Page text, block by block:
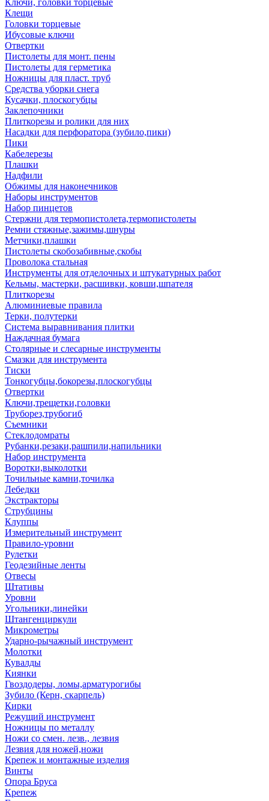
Ключи, головки торцевые
Клещи
Головки торцевые
Ибусовые ключи
Отвертки
Пистолеты для монт. пены
Пистолеты для герметика
Ножницы для пласт. труб
Средства уборки снега
Кусачки, плоскогубцы
Заклепочники
Плиткорезы и ролики для них
Насадки для перфоратора (зубило,пики)
Пики
Кабелерезы
Плашки
Надфили
Обжимы для наконечников
Наборы инструментов
Набор пинцетов
Стержни для термопистолета,термопистолеты
Ремни стяжные,зажимы,шнуры
Метчики,плашки
Пистолеты скобозабивные,скобы
Проволока стальная
Инструменты для отделочных и штукатурных работ
Кельмы, мастерки, расшивки, ковши,шпателя
Плиткорезы
Алюминиевые правила
Терки, полутерки
Система выравнивания плитки
Наждачная бумага
Столярные и слесарные инструменты
Смазки для инструмента
Тиски
Тонкогубцы,бокорезы,плоскогубцы
Отвертки
Ключи,трещетки,головки
Труборез,трубогиб
Съемники
Стеклодомраты
Рубанки,резаки,рашпили,напильники
Набор инструмента
Воротки,выколотки
Точильные камни,точилка
Лебедки
Экстракторы
Струбцины
Клуппы
Измерительный инструмент
Правило-уровни
Рулетки
Геодезийные ленты
Отвесы
Штативы
Уровни
Угольники,линейки
Штангенциркули
Микрометры
Ударно-рычажный инструмент
Молотки
Кувалды
Киянки
Гвоздодеры, ломы,арматурогибы
Зубило (Керн, скарпель)
Кирки
Режущий инструмент
Ножницы по металлу
Ножи со смен. лезв., лезвия
Лезвия для ножей,ножи
Крепеж и монтажные изделия
Винты
Опора Бруса
Крепеж